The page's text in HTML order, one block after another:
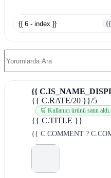
{{ 6 - index }}
}}{{ C.SURNAME.SLICE(0, 1)
{{
{{ C.RATE/20 }}/5
🛒 Kullanıcı ürünü satın aldı.
{{ C.TITLE }}
{{ C.COMMENT ?